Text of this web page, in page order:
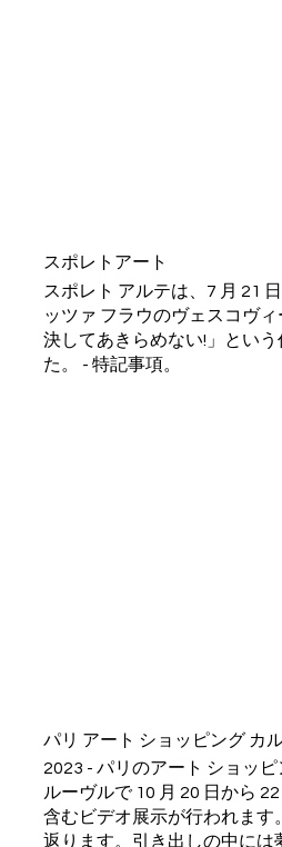
スポレトアート
スポレト アルテは、7 月 21
ッツァ フラウのヴェスコヴ
決してあきらめない!」とい
た。 - 特記事項。
パリ アート ショッピング カ
2023 - パリのアート ショッ
ルーヴルで 10 月 20 日から
含むビデオ展示が行われます
返ります。引き出しの中には